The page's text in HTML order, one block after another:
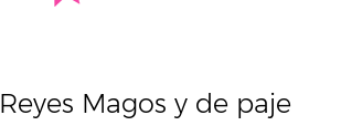
Magos y de paje